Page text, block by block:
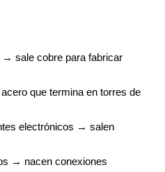
sale cobre para fabricar
que termina en torres de
electrónicos → salen
→ nacen conexiones